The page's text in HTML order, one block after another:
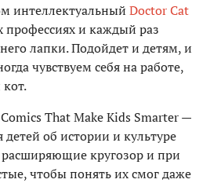
интеллектуальный Doctor Cat
профессиях и каждый раз
лапки. Подойдет и детям, и
чувствуем себя на работе,
That Make Kids Smarter—
об истории и культуре
кругозор и при
чтобы понять их смог даже